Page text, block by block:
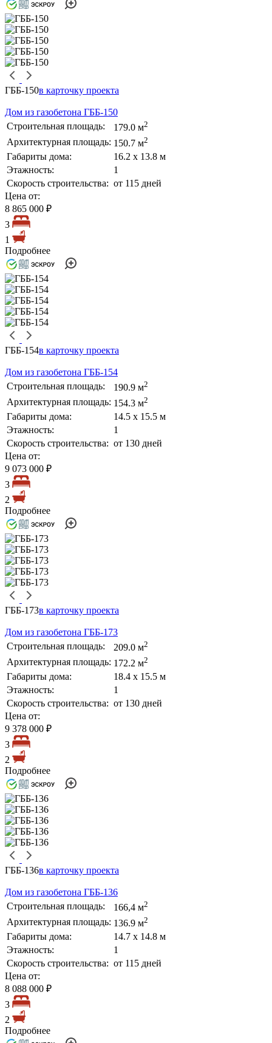
ГББ-150в карточку проекта
Дом из газобетона ГББ-150
Строительная площадь:
179.0 м2
Архитектурная площадь: 150.7 м2
Габариты дома:
16.2 х 13.8 м
Этажность:
1
Скорость строительства: от 115 дней
Цена от:
8 865 000 ₽
3
1
Подробнее
ГББ-154в карточку проекта
Дом из газобетона ГББ-154
Строительная площадь:
190.9 м2
Архитектурная площадь: 154.3 м2
Габариты дома:
14.5 х 15.5 м
Этажность:
1
Скорость строительства: от 130 дней
Цена от:
9 073 000 ₽
3
2
Подробнее
ГББ-173в карточку проекта
Дом из газобетона ГББ-173
Строительная площадь:
209.0 м2
Архитектурная площадь: 172.2 м2
Габариты дома:
18.4 х 15.5 м
Этажность:
1
Скорость строительства: от 130 дней
Цена от:
9 378 000 ₽
3
2
Подробнее
ГББ-136в карточку проекта
Дом из газобетона ГББ-136
Строительная площадь:
166,4 м2
Архитектурная площадь: 136.9 м2
Габариты дома:
14.7 х 14.8 м
Этажность:
1
Скорость строительства: от 115 дней
Цена от:
8 088 000 ₽
3
2
Подробнее